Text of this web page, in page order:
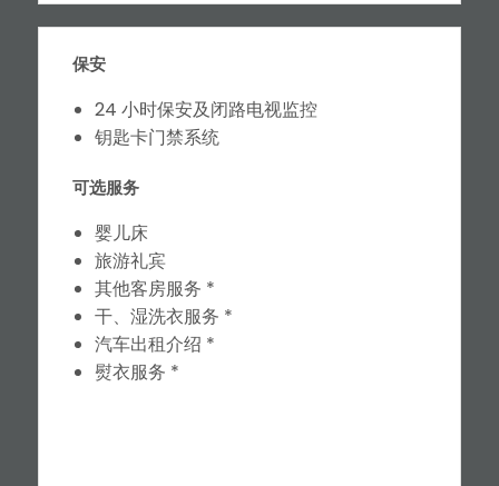
保安
24 小时保安及闭路电视监控
钥匙卡门禁系统
可选服务
婴儿床
旅游礼宾
其他客房服务 *
干、湿洗衣服务 *
汽车出租介绍 *
熨衣服务 *